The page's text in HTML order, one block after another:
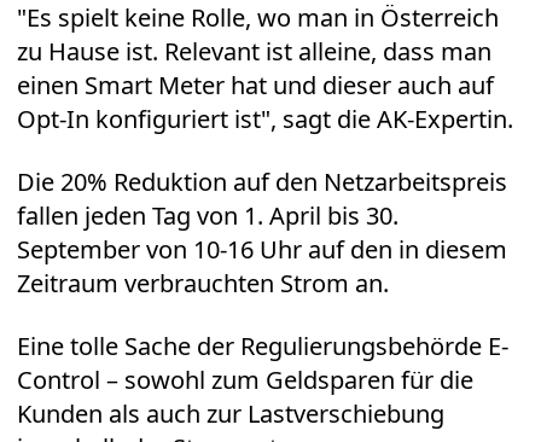
"Es spielt keine Rolle, wo man in Österreich
zu Hause ist. Relevant ist alleine, dass man
einen Smart Meter hat und dieser auch auf
Opt-In konfiguriert ist", sagt die AK-Expertin.
Die 20% Reduktion auf den Netzarbeitspreis
fallen jeden Tag von 1. April bis 30.
September von 10-16 Uhr auf den in diesem
Zeitraum verbrauchten Strom an.
Eine tolle Sache der Regulierungsbehörde E-
Control – sowohl zum Geldsparen für die
Kunden als auch zur Lastverschiebung